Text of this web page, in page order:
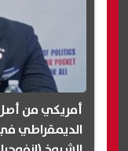
أمريكي من أصل
الديمقراطي